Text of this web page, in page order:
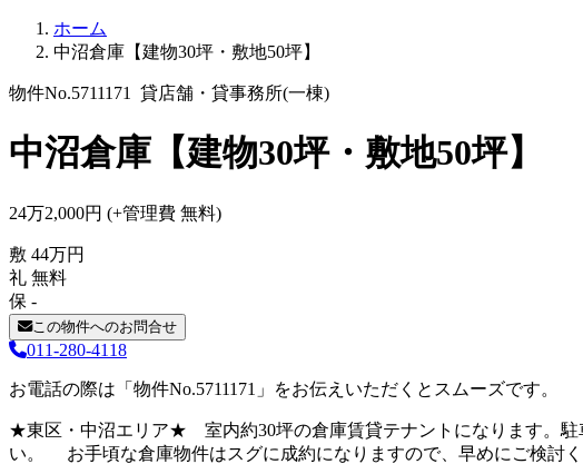
ホーム
中沼倉庫【建物30坪・敷地50坪】
物件No.5711171 貸店舗・貸事務所(一棟)
中沼倉庫【建物30坪・敷地50坪】
24万2,000円 (+管理費 無料)
敷 44万円
礼 無料
保 -
この物件へのお問合せ
011-280-4118
お電話の際は「物件No.5711171」をお伝えいただくとスムーズです。
★東区・中沼エリア★ 室内約30坪の倉庫賃貸テナントになります。駐
い。 お手頃な倉庫物件はスグに成約になりますので、早めにご検討